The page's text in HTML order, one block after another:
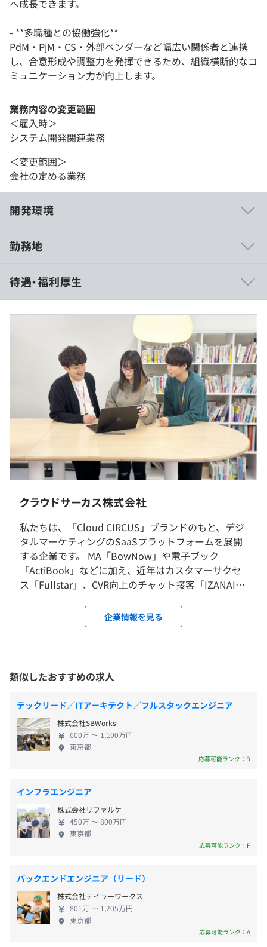
へ成長できます。
- **多職種との協働強化**
PdM・PjM・CS・外部ベンダーなど幅広い関係者と連携
し、合意形成や調整力を発揮できるため、組織横断的なコ
ミュニケーション力が向上します。
業務内容の変更範囲
＜雇入時＞
システム開発関連業務
＜変更範囲＞
会社の定める業務
開発環境
ン、インフラ、QAというユニット構成です。
さらに日本、中国、韓国の国籍の方が活躍している会社の
中で一番多様性のある部門です。
東京オフィス11名、福岡オフィス12名、飯塚オフィス9名
の体制でプロダクト開発をリードしています！
今後も弊社は国籍や性別問わず誰もが働ける労働環境を目
指していきます。
【CloudCIRCUSプロダクト一覧】
1. LESSAR：ウェブARプロダクト
2. COCOAR：モバイルARアプリケーション
3. IZANAI：チャットボット
4. BoｗNow：MAツール
5. Fullstar：CSM（カスタマーサクセスマネジメント）ツ
6. ActiBook：電子ブック・動画共有サービス
7. BlueMonkey：CMS&オウンドメディア構築プロダクト
8. AppGoose：ノーコードアプリ開発ツール
9. Plusdb：商品データベースソフト
10. creca：ノーコードスマホ用LP作成ツール
※会社設立から今まで、新規プロダクトの定期的なリリー
ス実績があります！
クラウドサーカスの開発部門は、AI・クラウド・モダン技
術を前提とした自由で挑戦的な開発環境を整えています。
最新のクラウド基盤（AWSなど）やAI活用インフラを自
社で構築・運用する実務を通じて、設計〜実装〜改善まで
一気通貫で学べるのが特徴です。
また、「挑戦を歓迎する文化」と「実践を通じた学び」の
あり、インプットした知識をすぐアウトプットに繋げられ
るので、成長スピードが速いという声が挙がっています。
さらに、技術者それぞれが情報収集を怠らず、社内での情
報共有やナレッジの蓄積・改善サイクルが常に回っている
ため、個人のスキルアップとチーム全体の技術底上げが自
このように、「学びやすさ」「挑戦のしやすさ」「実践の
場」の三拍子が揃っており、技術を伸ばしたい人にとって
最適な職場です。
勤務地
で勤務していただきます！
就業場所の変更範囲
＜雇入時＞
東京、福岡拠点、および自宅
会社の定める場所（テレワークを行う場所を含む）
従業員に対する受動喫煙対策：あり
対策内容：屋内原則禁煙（喫煙室あり）
待遇・福利厚生
想定年収は年収提示額を保証するものではありません）
9:00～18:00
休憩時間：11:00～14:00の間で60分
平均残業時間：10～15時間／月
年間休日日数：121日以上 ／ 週休2日(土日)
※社内カレンダーに準拠
※全社会議や全社イベント等の為、年1～2回土曜出社有
残業手当
各種社会保険完備
出張手当
福利厚生施設利用制度
育児短時間勤務制度
時差出勤制度
新規事業支援制度
社内表彰制度
DMM英会話補助
資格取得補助
【給与形態】
月給制 ／ 給与改定サイクル：年2回
賞与：年2回
昇給/昇格：人事考課に基づき年2回
クラウドサーカス株式会社
私たちは、「Cloud CIRCUS」ブランドのもと、デジ
タルマーケティングのSaaSプラットフォームを展開
する企業です。 MA「BowNow」や電子ブック
「ActiBook」などに加え、近年はカスタマーサクセ
ス「Fullstar」、CVR向上のチャット接客「IZANAI」
ョン最適化まで一貫して“売上に効く”支援を提供し
ています。 累計64,000件を超える導入実績は、
AR「COCOAR」やCMS「BlueMonkey」など長年の
証です。 ▼エンジニア主導の開発カルチャーとAIネ
イティブな進化 当社最大の魅力は「エンジニア主導
の開発カルチャー」です。 課題発見から仕様策定、
技術選定、実装、検証までを一気通貫で担い、意思
決定は短く裁量は大きい。プロダクトの成長フェー
ズに合わせ、現場発のアイデアが迅速に機能として
リリースされます。 さらに、私たちは「AIネイティ
成AI／LLM／RAG／MLOpsを活用し、FullstarのCSオ
ペレーション高度化やIZANAIの接客精度改善を継続
的にアップデート。データとAIを軸に、顧客の体験
価値と開発速度を同時に引き上げる、エキサイティ
ングなフェーズです。 ▼挑戦と安定を両立する基盤
と、ベンチャーライクな「スピード感」。この両立
が私たちの環境です。若手にも大きな権限を移譲し、
失敗を許容する文化のもとで、新規プロダクトを連
続的に立ち上げる土壌があります。 自ら考え行動
し、AIとデータでデジタルマーケティングの世界を
企業情報を見る
類似したおすすめの求人
テックリード／ITアーキテクト／フルスタックエンジニア
株式会社SBWorks
600万 〜 1,100万円
東京都
応募可能ランク：B
インフラエンジニア
株式会社リファルケ
450万 〜 800万円
東京都
応募可能ランク：F
バックエンドエンジニア（リード）
株式会社テイラーワークス
801万 〜 1,205万円
東京都
応募可能ランク：A